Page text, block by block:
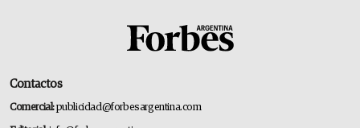
Contactos
Comercial:publicidad@forbesargentina.com